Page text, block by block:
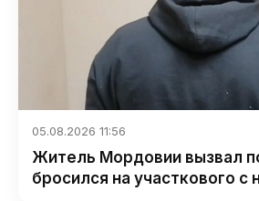
05.08.2026 11:56
Житель Мордовии вызвал
бросился на участкового с